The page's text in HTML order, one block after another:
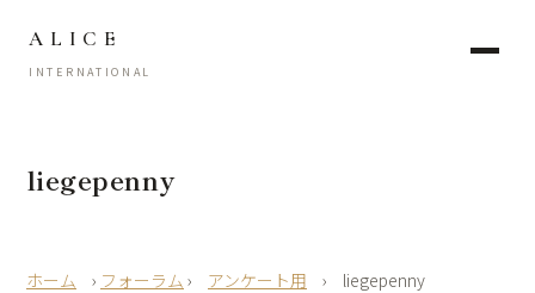
ALICE
INTERNATIONAL
liegepenny
› フォーラム › アンケート用 › liegepenny